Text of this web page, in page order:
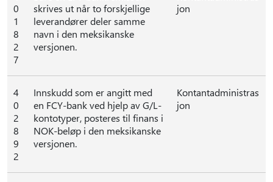
0
1
8
2
7
skrives ut når to forskjellige
leverandører deler samme
navn i den meksikanske
versjonen.
jon
4
0
2
8
9
2
Innskudd som er angitt med
en FCY-bank ved hjelp av G/L-
kontotyper, posteres til finans i
NOK-beløp i den meksikanske
versjonen.
Kontantadministras
jon